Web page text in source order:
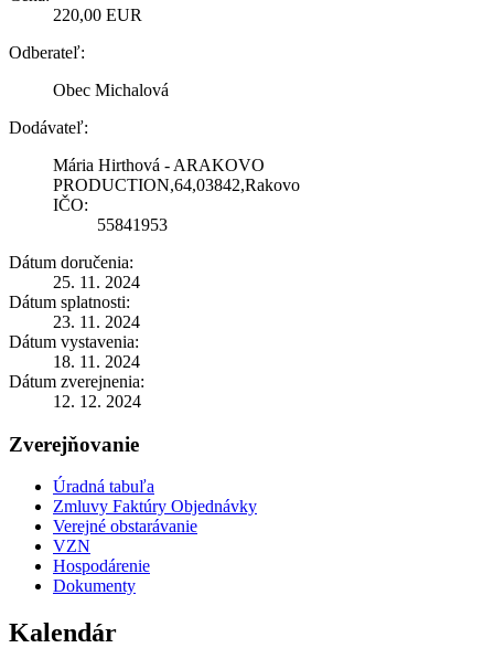
220,00 EUR
Odberateľ:
Obec Michalová
Dodávateľ:
Mária Hirthová - ARAKOVO
PRODUCTION,64,03842,Rakovo
IČO:
55841953
Dátum doručenia:
25. 11. 2024
Dátum splatnosti:
23. 11. 2024
Dátum vystavenia:
18. 11. 2024
Dátum zverejnenia:
12. 12. 2024
Zverejňovanie
Úradná tabuľa
Zmluvy Faktúry Objednávky
Verejné obstarávanie
VZN
Hospodárenie
Dokumenty
Kalendár